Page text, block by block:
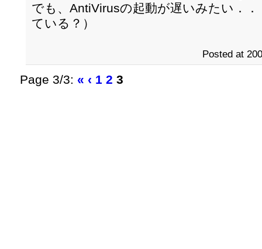
でも、AntiVirusの起動が遅いみたい．
ている？）
Posted at
Page 3/3: « ‹ 1 2 3